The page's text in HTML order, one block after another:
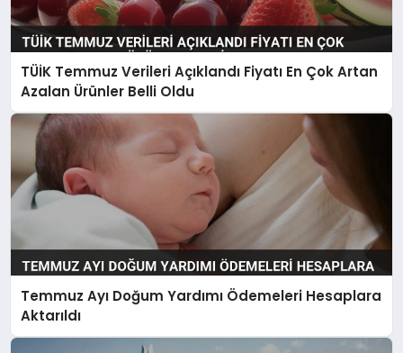
TÜİK Temmuz Verileri Açıklandı Fiyatı En Çok Artan
Azalan Ürünler Belli Oldu
Temmuz Ayı Doğum Yardımı Ödemeleri Hesaplara
Aktarıldı